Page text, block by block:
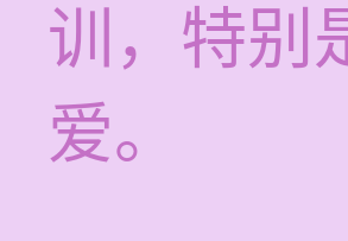
训，特别
爱。